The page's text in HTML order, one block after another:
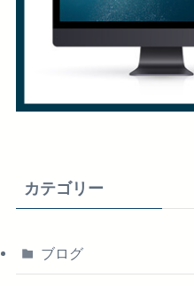
カテゴリー
ブログ